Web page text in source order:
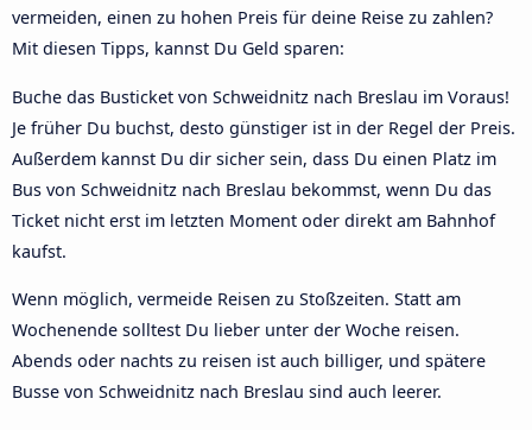
vermeiden, einen zu hohen Preis für deine Reise zu zahlen?
Mit diesen Tipps, kannst Du Geld sparen:
Buche das Busticket von Schweidnitz nach Breslau im Voraus!
Je früher Du buchst, desto günstiger ist in der Regel der Preis.
Außerdem kannst Du dir sicher sein, dass Du einen Platz im
Bus von Schweidnitz nach Breslau bekommst, wenn Du das
Ticket nicht erst im letzten Moment oder direkt am Bahnhof
kaufst.
Wenn möglich, vermeide Reisen zu Stoßzeiten. Statt am
Wochenende solltest Du lieber unter der Woche reisen.
Abends oder nachts zu reisen ist auch billiger, und spätere
Busse von Schweidnitz nach Breslau sind auch leerer.